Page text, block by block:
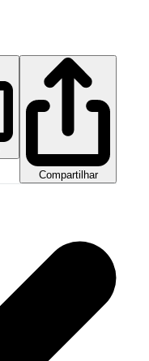
Compartilhar